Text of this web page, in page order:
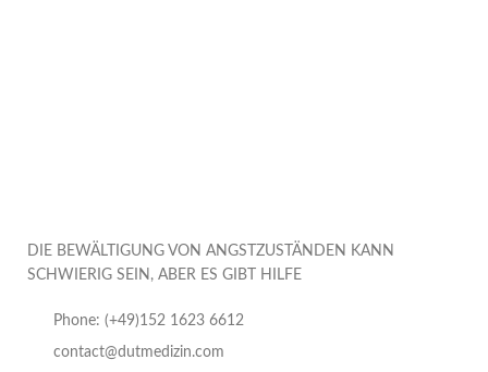
DIE BEWÄLTIGUNG VON ANGSTZUSTÄNDEN KANN
SCHWIERIG SEIN, ABER ES GIBT HILFE
Phone: (+49)152 1623 6612
contact@dutmedizin.com